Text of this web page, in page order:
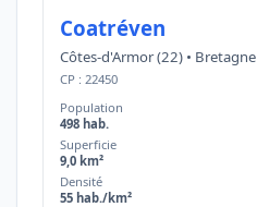
Coatréven
Côtes-d'Armor (22) • Bretagne
CP : 22450
Population
498 hab.
Superficie
9,0 km²
Densité
55 hab./km²